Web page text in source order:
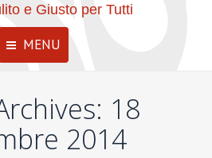
e Giusto per Tutti
MENU
18
2014